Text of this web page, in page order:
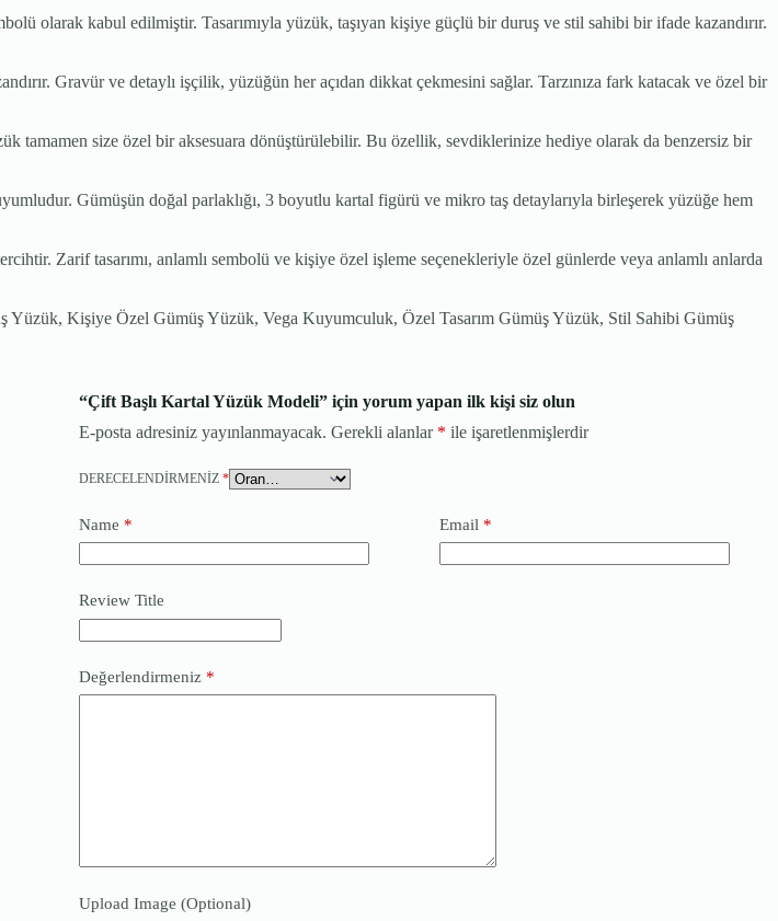
olarak kabul edilmiştir. Tasarımıyla yüzük, taşıyan kişiye güçlü bir duruş ve stil sahibi bir ifade kazandırır.
Gravür ve detaylı işçilik, yüzüğün her açıdan dikkat çekmesini sağlar. Tarzınıza fark katacak ve özel bir
tamamen size özel bir aksesuara dönüştürülebilir. Bu özellik, sevdiklerinize hediye olarak da benzersiz bir
Gümüşün doğal parlaklığı, 3 boyutlu kartal figürü ve mikro taş detaylarıyla birleşerek yüzüğe hem
Zarif tasarımı, anlamlı sembolü ve kişiye özel işleme seçenekleriyle özel günlerde veya anlamlı anlarda
Kişiye Özel Gümüş Yüzük, Vega Kuyumculuk, Özel Tasarım Gümüş Yüzük, Stil Sahibi Gümüş
“Çift Başlı Kartal Yüzük Modeli” için yorum yapan ilk kişi siz olun
E-posta adresiniz yayınlanmayacak. Gerekli alanlar * ile işaretlenmişlerdir
DERECELENDIRMENIZ *
Name * Email *
Review Title
Değerlendirmeniz *
Upload Image (Optional)